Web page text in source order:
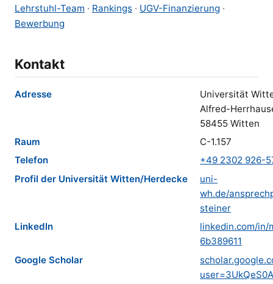
Lehrstuhl-Team · Rankings · UGV-Finanzierung ·
Bewerbung
Kontakt
Adresse
Universität
Alfred-
58455 Witten
Raum
C-1.157
Telefon
+49 2302 926-
Profil der Universität Witten/Herdecke
uni-
wh.de/
steiner
LinkedIn
linkedin.com/
6b389611
Google Scholar